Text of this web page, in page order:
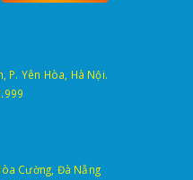
P. Yên Hòa, Hà Nội.
Cường, Đà Nẵng